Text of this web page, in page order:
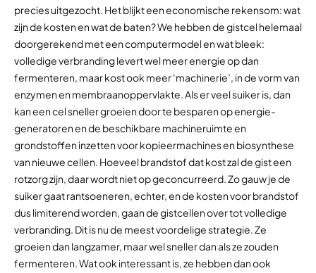
precies uitgezocht. Het blijkt een economische rekensom: wat
zijn de kosten en wat de baten? We hebben de gistcel helemaal
doorgerekend met een computermodel en wat bleek:
volledige verbranding levert wel meer energie op dan
fermenteren, maar kost ook meer ‘machinerie’, in de vorm van
enzymen en membraanoppervlakte. Als er veel suiker is, dan
kan een cel sneller groeien door te besparen op energie-
generatoren en de beschikbare machineruimte en
grondstoffen inzetten voor kopieermachines en biosynthese
van nieuwe cellen. Hoeveel brandstof dat kost zal de gist een
rotzorg zijn, daar wordt niet op geconcurreerd. Zo gauw je de
suiker gaat rantsoeneren, echter, en de kosten voor brandstof
dus limiterend worden, gaan de gistcellen over tot volledige
verbranding. Dit is nu de meest voordelige strategie. Ze
groeien dan langzamer, maar wel sneller dan als ze zouden
fermenteren. Wat ook interessant is, ze hebben dan ook